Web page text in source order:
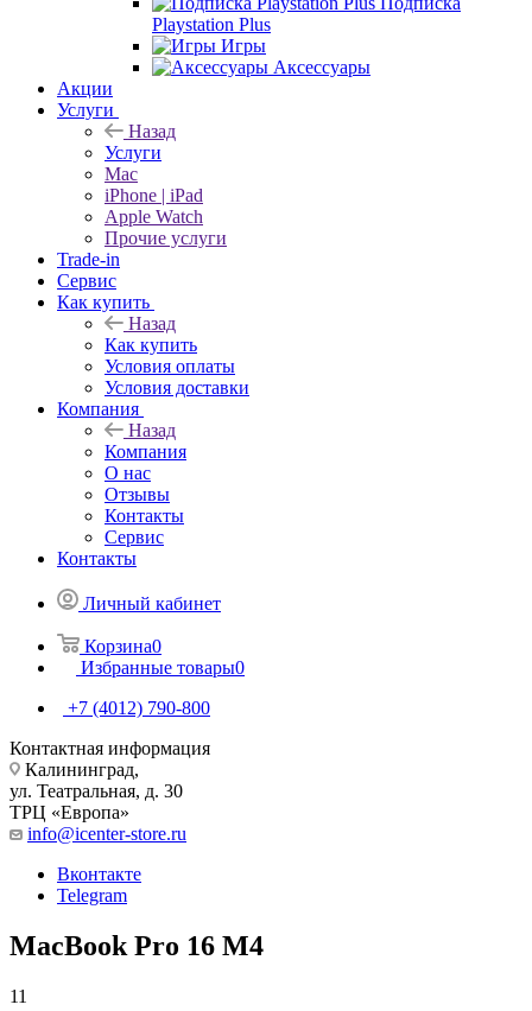
Playstation Plus
Игры
Аксессуары
Акции
Услуги
Назад
Услуги
Mac
iPhone | iPad
Apple Watch
Прочие услуги
Trade-in
Сервис
Как купить
Назад
Как купить
Условия оплаты
Условия доставки
Компания
Назад
Компания
О нас
Отзывы
Контакты
Сервис
Контакты
Личный кабинет
Корзина0
Избранные товары0
+7 (4012) 790-800
Контактная информация
Калининград,
ул. Театральная, д. 30
ТРЦ «Европа»
info@icenter-store.ru
Вконтакте
Telegram
MacBook Pro 16 M4
11